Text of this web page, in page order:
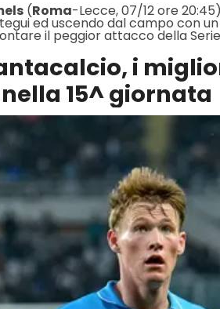
(Roma-Lecce, 07/12 ore
ed uscendo dal campo con
il peggior attacco della
i
15^ giornata